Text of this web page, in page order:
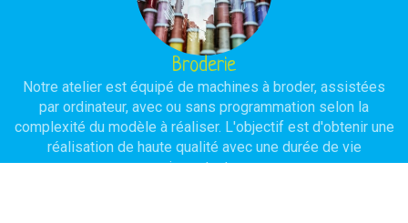
Broderie
Notre atelier est équipé de machines à broder, assistées
par ordinateur, avec ou sans programmation selon la
complexité du modèle à réaliser. L'objectif est d'obtenir une
réalisation de haute qualité avec une durée de vie
importante.